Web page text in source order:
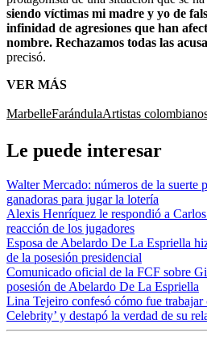
siendo víctimas mi madre y yo de
infinidad de agresiones que han
nombre. Rechazamos todas las
precisó.
VER MÁS
MarbelleFarándulaArtistas
Le puede interesar
Walter Mercado: números de la suerte
ganadoras para jugar la lotería
Alexis Henríquez le respondió a
reacción de los jugadores
Esposa de Abelardo De La Espriella
de la posesión presidencial
Comunicado oficial de la FCF sobre
posesión de Abelardo De La Espriella
Lina Tejeiro confesó cómo fue trabajar
Celebrity’ y destapó la verdad de su